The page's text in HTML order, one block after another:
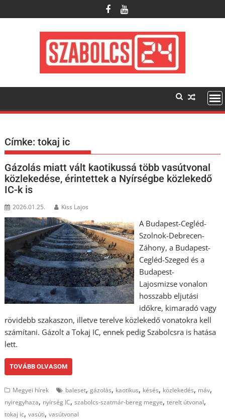
to
Címke:tokaj ic
Gázolás miatt vált kaotikussá több vasútvonal
közlekedése, érintettek a Nyírségbe közlekedő
IC-k is
2026.01.25. Kiss Lajos
A Budapest-Cegléd-
Szolnok-Debrecen-
Záhony, a Budapest-
Cegléd-Szeged és a
Budapest-
Lajosmizse vonalon
hosszabb eljutási
időkre, kimaradó vagy
rövidebb szakaszon, illetve terelve közlekedő vonatokra kell
számítani. Gázolt a Tokaj IC, ennek pedig Szabolcsra is hatása
lett.
TOVÁBB OLVASOM
Megyei hírek baleset,gázolás, kaotikus, késés, közlekedés, máv,
nyiregyhaza, nyírség IC,szabolcs-szatmár-bereg megye,terelt útvonal,
tokaj ic,vasúti,vasútvonal